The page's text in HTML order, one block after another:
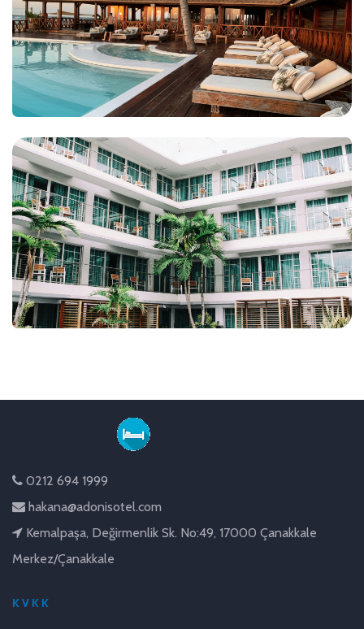
0212 694 1999
hakana@adonisotel.com
Kemalpaşa, Değirmenlik Sk. No:49, 17000 Çanakkale
Merkez/Çanakkale
KVKK